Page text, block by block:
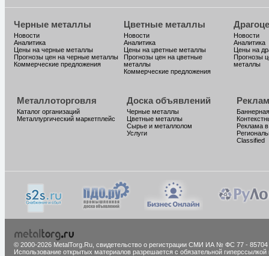
Черные металлы
Новости
Аналитика
Цены на черные металлы
Прогнозы цен на черные металлы
Коммерческие предложения
Цветные металлы
Новости
Аналитика
Цены на цветные металлы
Прогнозы цен на цветные
металлы
Коммерческие предложения
Новости
Аналитика
Цены на
Прогнозы
металлы
Металлоторговля
Каталог организаций
Металлургический маркетплейс
Доска объявлений
Черные металлы
Цветные металлы
Сырье и металлолом
Услуги
Реклама
Classified
© 2000-2026 MetalTorg.Ru, cвидетельство о регистрации СМИ ИА № ФС 77 - 85704
Использование открытых материалов разрешается с обязательной гиперссылкой